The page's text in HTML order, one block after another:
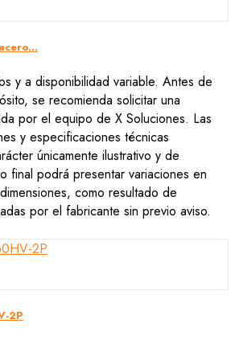
y a disponibilidad variable. Antes de
se recomienda solicitar una
por el equipo de X Soluciones. Las
y especificaciones técnicas
únicamente ilustrativo y de
final podrá presentar variaciones en
como resultado de
por el fabricante sin previo aviso.
2P